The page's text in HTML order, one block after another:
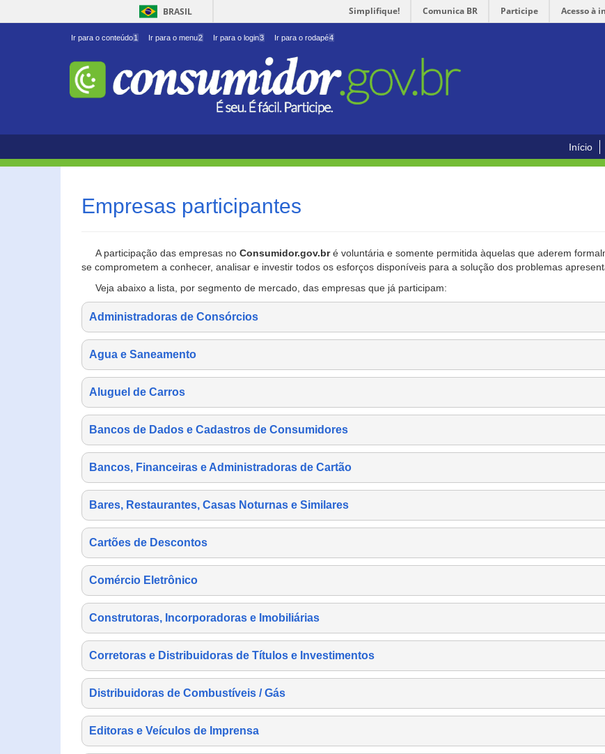
BRASIL Simplifique! Comunica BR Participe Acesso à
Ir para o conteúdo1 Ir para o menu2 Ir para o login3 Ir para o rodapé4
Início
Empresas participantes
A participação das empresas no Consumidor.gov.bré voluntária e somente permitida àquelas que aderem
se comprometem a conhecer, analisar e investir todos os esforços disponíveis para a solução dos problemas
Veja abaixo a lista, por segmento de mercado, das empresas que já participam:
Administradoras de Consórcios
Agua e Saneamento
Aluguel de Carros
Bancos de Dados e Cadastros de Consumidores
Bancos, Financeiras e Administradoras de Cartão
Bares, Restaurantes, Casas Noturnas e Similares
Cartões de Descontos
Comércio Eletrônico
Construtoras, Incorporadoras e Imobiliárias
Corretoras e Distribuidoras de Títulos e Investimentos
Distribuidoras de Combustíveis / Gás
Editoras e Veículos de Imprensa